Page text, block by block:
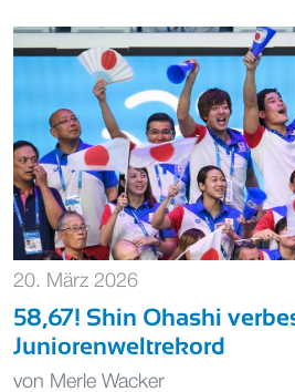
20. März 2026
58,67! Shin Ohashi
Juniorenweltrekord
von Merle Wacker